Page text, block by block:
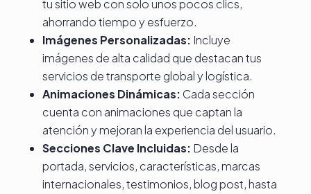
tu sitio web con solo unos pocos clics,
ahorrando tiempo y esfuerzo.
Imágenes Personalizadas: Incluye
imágenes de alta calidad que destacan tus
servicios de transporte global y logística.
Animaciones Dinámicas: Cada sección
cuenta con animaciones que captan la
atención y mejoran la experiencia del usuario.
Secciones Clave Incluidas: Desde la
portada, servicios, características, marcas
internacionales, testimonios, blog post, hasta